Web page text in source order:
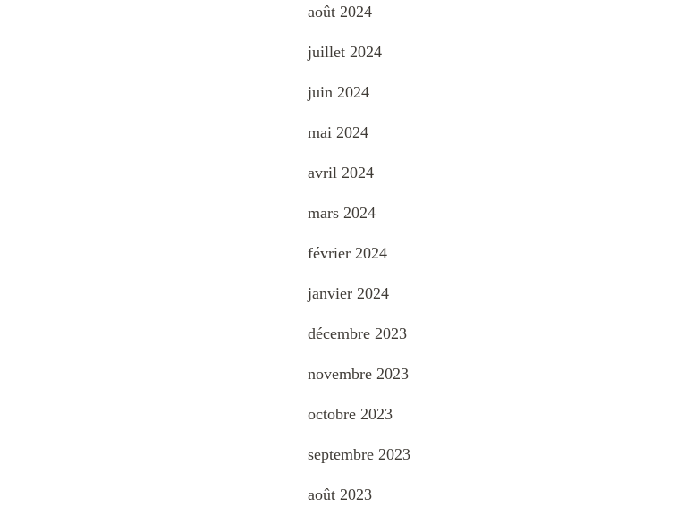
août 2024
juillet 2024
juin 2024
mai 2024
avril 2024
mars 2024
février 2024
janvier 2024
décembre 2023
novembre 2023
octobre 2023
septembre 2023
août 2023